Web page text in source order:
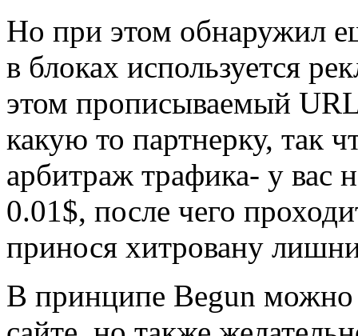
Но при этом обнаружил
в блоках используется
этом прописываемый URL
какую то партнерку, так
арбитраж трафика- у вас
0.01$, после чего
принося хитровану
В принципе Begun можно